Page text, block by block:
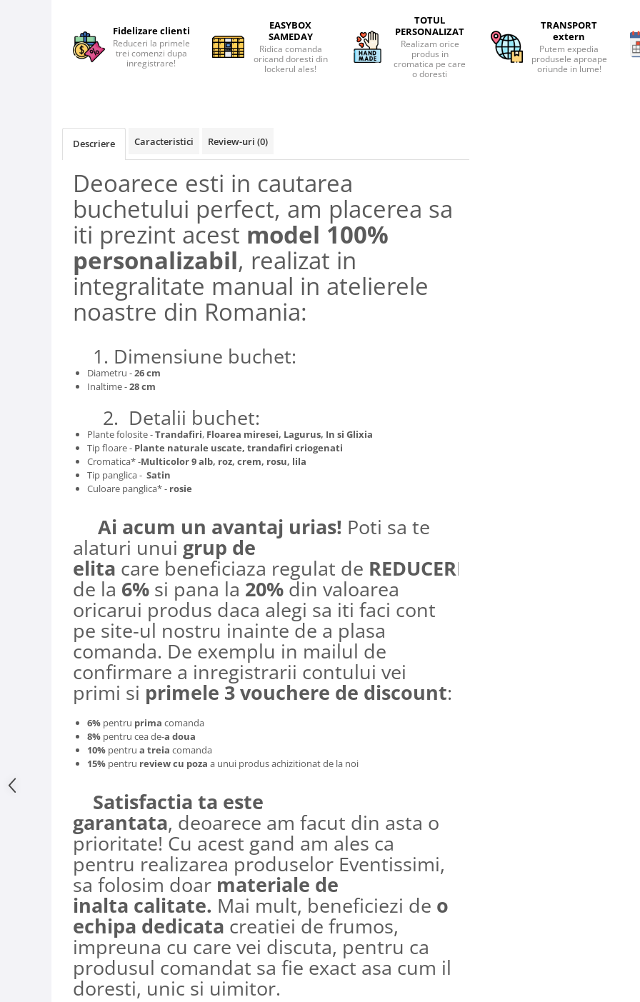
Fidelizare clienti
Reduceri la primele
trei comenzi dupa
inregistrare!
EASYBOX
SAMEDAY
Ridica comanda
oricand doresti din
lockerul ales!
TOTUL
PERSONALIZAT
Realizam orice
produs in
cromatica pe care
o doresti
TRANSPORT
extern
Putem expedia
produsele aproape
oriunde in lume!
Descriere Caracteristici Review-uri (0)
Deoarece esti in cautarea
buchetului perfect, am placerea sa
iti prezint acest model 100%
personalizabil, realizat in
integralitate manual in atelierele
noastre din Romania:
1. Dimensiune buchet:
Diametru -26 cm
Inaltime -28 cm
2. Detalii buchet:
Plante folosite -Trandafiri, Floarea miresei, Lagurus, In si Glixia
Tip floare - Plante naturale uscate, trandafiri criogenati
Cromatica* -Multicolor 9 alb, roz, crem, rosu, lila
Tip panglica - Satin
Culoare panglica* - rosie
Ai acum un avantaj urias! Poti sa te
alaturi unui grup de
elita care beneficiaza regulat de REDUCERI
de la 6% si pana la 20% din valoarea
oricarui produs daca alegi sa iti faci cont
pe site-ul nostru inainte de a plasa
comanda. De exemplu in mailul de
confirmare a inregistrarii contului vei
primi si primele 3 vouchere de discount:
6% pentru prima comanda
8% pentru cea de-a doua
10% pentru a treia comanda
15% pentru review cu poza a unui produs achizitionat de la noi
Satisfactia ta este
garantata, deoarece am facut din asta o
prioritate! Cu acest gand am ales ca
pentru realizarea produselor Eventissimi,
sa folosim doar materiale de
inalta calitate. Mai mult, beneficiezi de o
echipa dedicata creatiei de frumos,
impreuna cu care vei discuta, pentru ca
produsul comandat sa fie exact asa cum il
doresti, unic si uimitor.​​​​​​